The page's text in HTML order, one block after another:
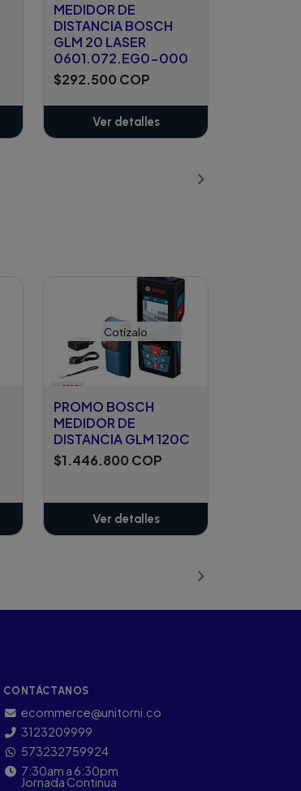
MEDIDOR DE
DISTANCIA BOSCH
GLM 20 LASER
0601.072.EG0-000
$292.500 COP
Ver detalles
Cotízalo
PROMO BOSCH
MEDIDOR DE
DISTANCIA GLM 120C
$1.446.800 COP
Ver detalles
CONTÁCTANOS
ecommerce@unitorni.co
3123209999
573232759924
7:30am a 6:30pm
Jornada Continua